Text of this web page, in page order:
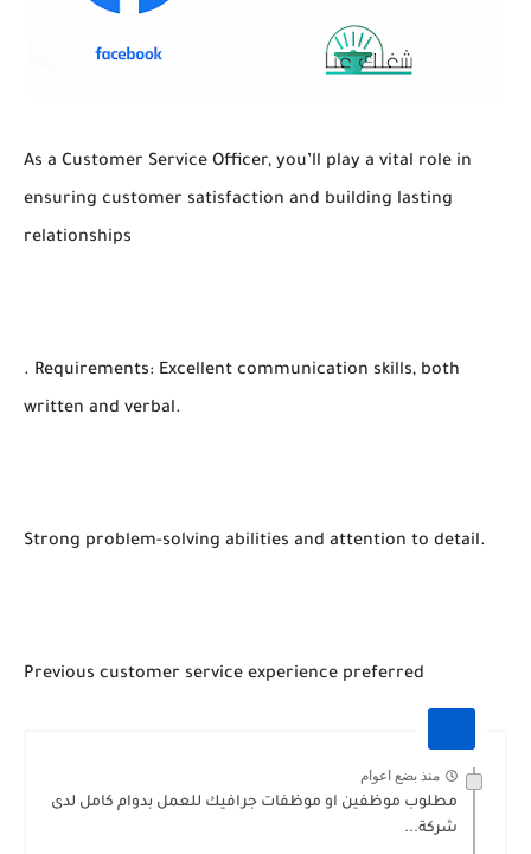
As a Customer Service Officer, you’ll play a vital role in
ensuring customer satisfaction and building lasting
relationships
. Requirements: Excellent communication skills, both
written and verbal.
Strong problem-solving abilities and attention to detail.
Previous customer service experience preferred
منذ بضع اعوام
مطلوب موظفين او موظفات جرافيك للعمل بدوام كامل لدى
شركة...